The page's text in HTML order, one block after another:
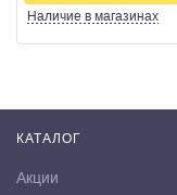
Наличие в магазинах
КАТАЛОГ
Акции